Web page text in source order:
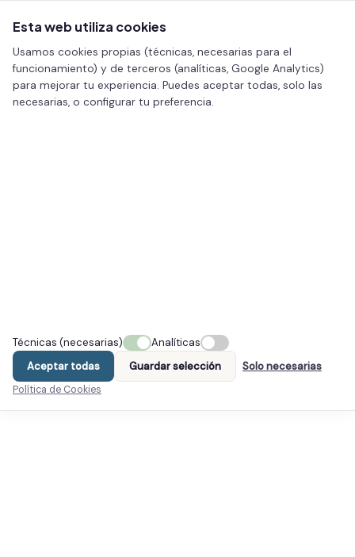
Esta web utiliza cookies
Usamos cookies propias (técnicas, necesarias para el
funcionamiento) y de terceros (analíticas, Google Analytics)
para mejorar tu experiencia. Puedes aceptar todas, solo las
necesarias, o configurar tu preferencia.
Técnicas (necesarias)
Analíticas
Aceptar todas
Guardar selección Solo necesarias
Política de Cookies